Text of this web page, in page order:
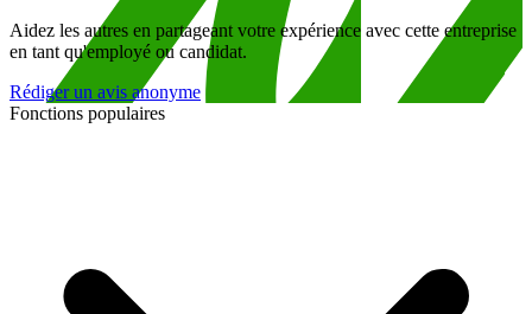
Aidez les autres en partageant votre expérience avec cette entreprise
en tant qu'employé ou candidat.
Rédiger un avis anonyme
Fonctions populaires